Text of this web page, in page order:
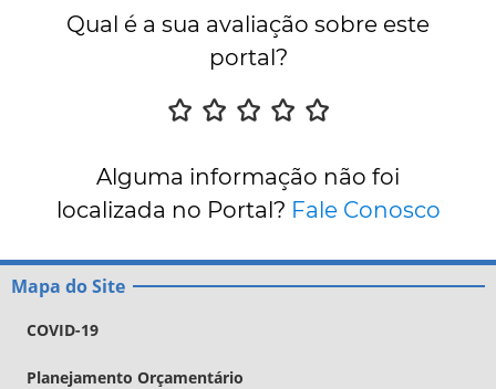
Qual é a sua avaliação sobre este
portal?
Alguma informação não foi
localizada no Portal? Fale Conosco
Mapa do Site
COVID-19
Planejamento Orçamentário